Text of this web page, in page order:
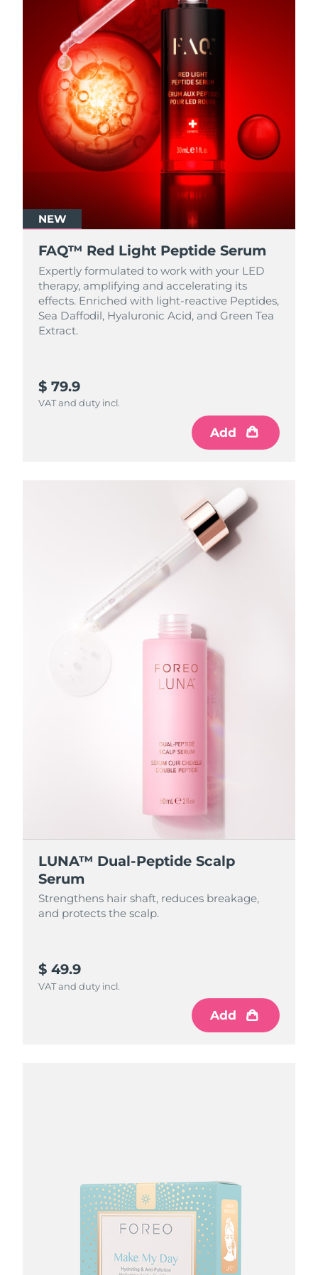
NEW
FAQ™ Red Light Peptide Serum
Expertly formulated to work with your LED
therapy, amplifying and accelerating its
effects. Enriched with light‑reactive Peptides,
Sea Daffodil, Hyaluronic Acid, and Green Tea
Extract.
$ 79.9
VAT and duty incl.
Add
LUNA™ Dual-Peptide Scalp
Serum
Strengthens hair shaft, reduces breakage,
and protects the scalp.
$ 49.9
VAT and duty incl.
Add